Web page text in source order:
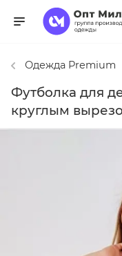
Одежда Premium
Футболка для
круглым